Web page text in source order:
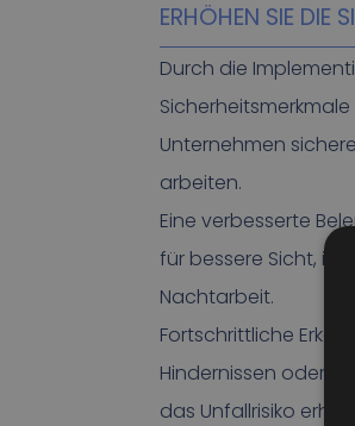
ERHÖHEN SIE DIE
Durch die
Unternehmen
arbeiten.
Eine verbesserte
für bessere Sicht,
Nachtarbeit.
Fortschrittliche
Hindernissen oder
das Unfallrisiko